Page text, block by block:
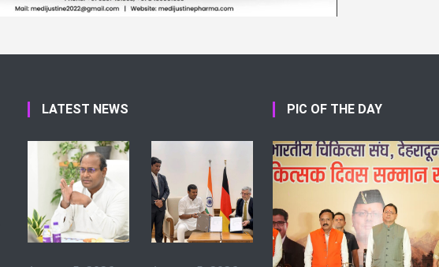
LATEST NEWS PIC OF THE DAY